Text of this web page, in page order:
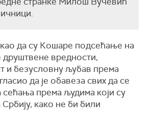
да су Кошаре подсећање на
друштвене вредности,
и безусловну љубав према
да је обавеза свих да се
сећања према људима који су
како не би били